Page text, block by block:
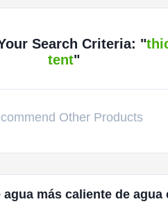
Search Criteria: "
tent"
Other Products
más caliente de agua